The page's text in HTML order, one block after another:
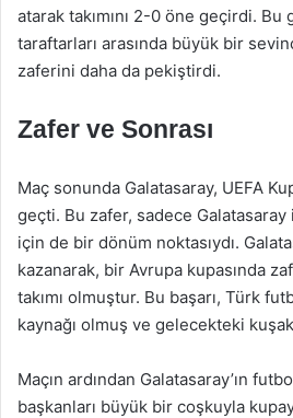
atarak takımını 2-0 öne geçirdi. Bu
taraftarları arasında büyük bir
zaferini daha da pekiştirdi.
Zafer ve Sonrası
Maç sonunda Galatasaray, UEFA
geçti. Bu zafer, sadece
için de bir dönüm noktasıydı.
kazanarak, bir Avrupa kupasında
takımı olmuştur. Bu başarı, Türk
kaynağı olmuş ve gelecekteki
Maçın ardından Galatasaray’ın
başkanları büyük bir coşkuyla